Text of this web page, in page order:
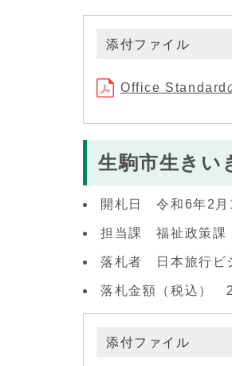
添付ファイル
Office Standard
生駒市生きい
開札日 令和6年2月
担当課 福祉政策課
落札者 日本旅行ビ
落札金額（税込）
添付ファイル